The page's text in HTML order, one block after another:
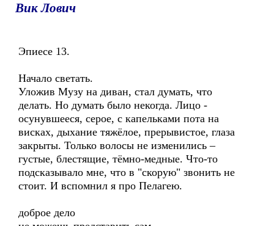
Вик Лович
Эпиесе 13.
Начало светать.
Уложив Музу на диван, стал думать, что
делать. Но думать было некогда. Лицо -
осунувшееся, серое, с капельками пота на
висках, дыхание тяжёлое, прерывистое, глаза
закрыты. Только волосы не изменились –
густые, блестящие, тёмно-медные. Что-то
подсказывало мне, что в "скорую" звонить не
стоит. И вспомнил я про Пелагею.
доброе дело